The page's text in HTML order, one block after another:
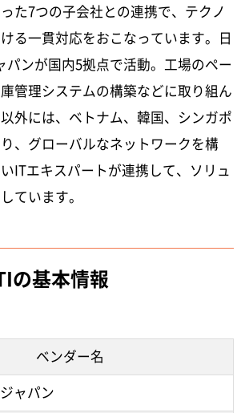
た7つの子会社との連携で、テクノ
る一貫対応をおこなっています。日
パンが国内5拠点で活動。工場のペー
管理システムの構築などに取り組ん
外には、ベトナム、韓国、シンガポ
、グローバルなネットワークを構
ITエキスパートが連携して、ソリュ
ています。
の基本情報
ベンダー名
ャパン